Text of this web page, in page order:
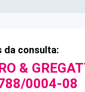
da consulta:
&
0004-08